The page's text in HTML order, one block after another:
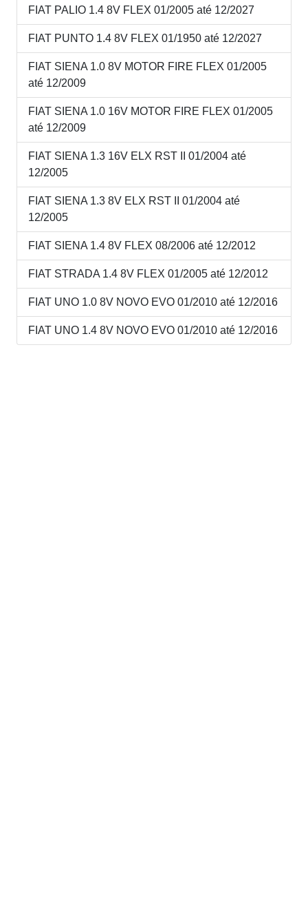
FIAT PALIO 1.4 8V FLEX 01/2005 até 12/2027
FIAT PUNTO 1.4 8V FLEX 01/1950 até 12/2027
FIAT SIENA 1.0 8V MOTOR FIRE FLEX 01/2005
até 12/2009
FIAT SIENA 1.0 16V MOTOR FIRE FLEX 01/2005
até 12/2009
FIAT SIENA 1.3 16V ELX RST II 01/2004 até
12/2005
FIAT SIENA 1.3 8V ELX RST II 01/2004 até
12/2005
FIAT SIENA 1.4 8V FLEX 08/2006 até 12/2012
FIAT STRADA 1.4 8V FLEX 01/2005 até 12/2012
FIAT UNO 1.0 8V NOVO EVO 01/2010 até 12/2016
FIAT UNO 1.4 8V NOVO EVO 01/2010 até 12/2016